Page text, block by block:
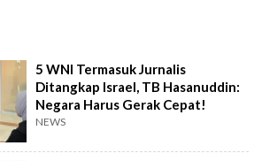
5 WNI Termasuk Jurnalis
Ditangkap Israel, TB Hasanuddin:
Negara Harus Gerak Cepat!
NEWS